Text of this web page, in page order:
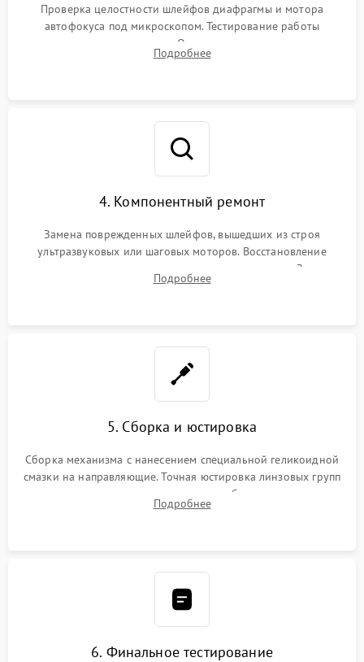
Проверка целостности шлейфов диафрагмы и мотора
автофокуса под микроскопом. Тестирование работы
электромагнитного привода. Очистка оптических элементов
от пыли, следов влаги и грибка спецрастворами без
Подробнее
4. Компонентный ремонт
Замена поврежденных шлейфов, вышедших из строя
ультразвуковых или шаговых моторов. Восстановление
геометрии направляющих при заклинивании зума. Замена
неисправного блока диафрагмы, датчиков положения или
Подробнее
5. Сборка и юстировка
Сборка механизма с нанесением специальной геликоидной
смазки на направляющие. Точная юстировка линзовых групп
программным или механическим способом для устранения
бэк
Подробнее
6. Финальное тестирование